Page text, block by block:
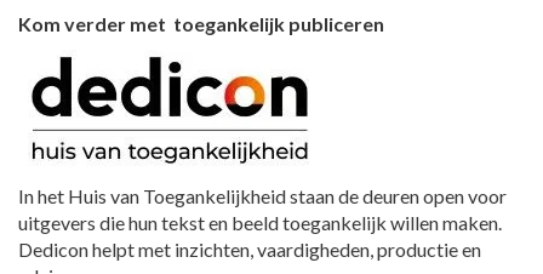
Kom verder met toegankelijk publiceren
In het Huis van Toegankelijkheid staan de deuren open voor
uitgevers die hun tekst en beeld toegankelijk willen maken.
Dedicon helpt met inzichten, vaardigheden, productie en